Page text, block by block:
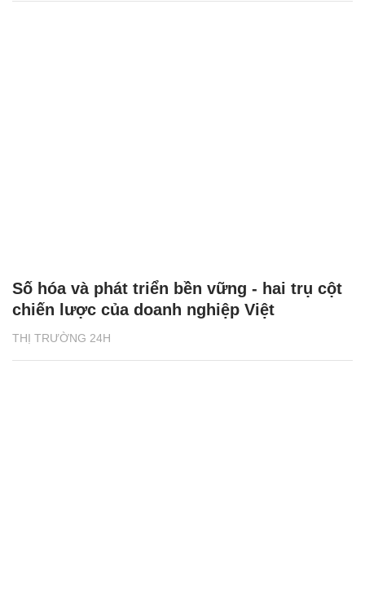
THỊ TRƯỜNG 24H
Số hóa và phát triển bền vững - hai trụ cột
chiến lược của doanh nghiệp Việt